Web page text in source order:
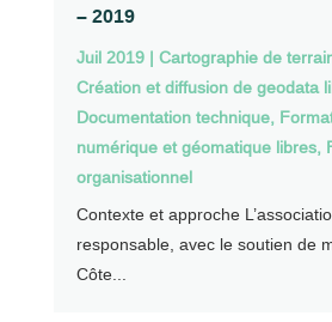
– 2019
Juil 2019| Cartographie de
Création et diffusion de geodata
Documentation technique,
numérique et géomatique libres,
organisationnel
Contexte et approche
responsable, avec le soutien de
Côte...